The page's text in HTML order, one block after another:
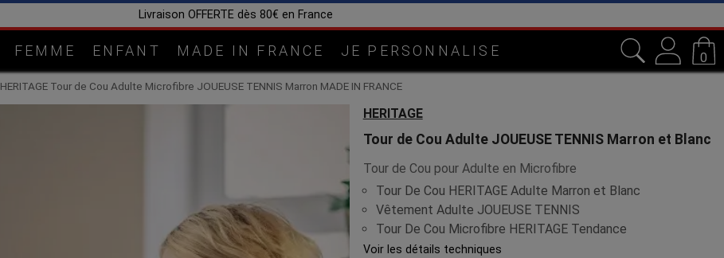
Fabrication artisanale dans notre atelier en Lorraine
FEMME ENFANT MADE IN FRANCE JE PERSONNALISE 0
HERITAGE Tour de Cou Adulte Microfibre JOUEUSE TENNIS Marron MADE IN FRANCE
HERITAGE
Tour de Cou Adulte JOUEUSE TENNIS Marron et Blanc
Tour de Cou pour Adulte en Microfibre
Tour De Cou HERITAGE Adulte Marron et Blanc
Vêtement Adulte JOUEUSE TENNIS
Tour De Cou Microfibre HERITAGE Tendance
Voir les détails techniques